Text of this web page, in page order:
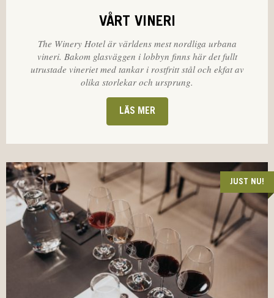
VÅRT VINERI
The Winery Hotel är världens mest nordliga urbana
vineri. Bakom glasväggen i lobbyn finns här det fullt
utrustade vineriet med tankar i rostfritt stål och ekfat av
olika storlekar och ursprung.
LÄS MER
JUST NU!